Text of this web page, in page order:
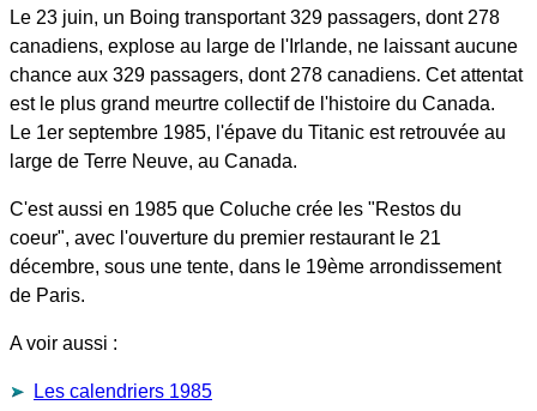
Le 23 juin, un Boing transportant 329 passagers, dont 278
canadiens, explose au large de l'Irlande, ne laissant aucune
chance aux 329 passagers, dont 278 canadiens. Cet attentat
est le plus grand meurtre collectif de l'histoire du Canada.
Le 1er septembre 1985, l'épave du Titanic est retrouvée au
large de Terre Neuve, au Canada.
C'est aussi en 1985 que Coluche crée les "Restos du
coeur", avec l'ouverture du premier restaurant le 21
décembre, sous une tente, dans le 19ème arrondissement
de Paris.
A voir aussi :
Les calendriers 1985